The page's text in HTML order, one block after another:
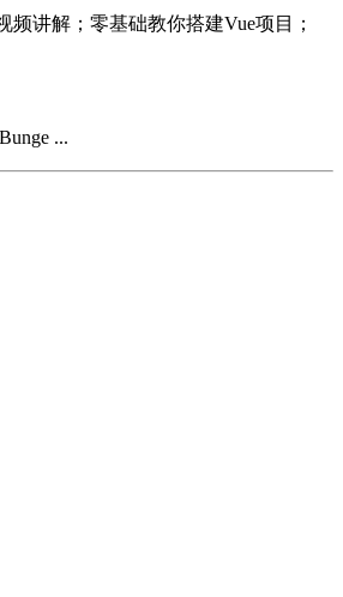
讲解；零基础教你搭建Vue项目；
...